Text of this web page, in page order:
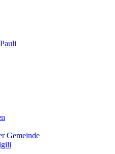
Gemeinde